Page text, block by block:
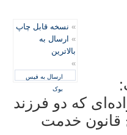
» نسخه قابل چاپ
» ارسال به
بالاترین
»
ارسال به فیس
بوک
که دو فرزند
قانون خدمت